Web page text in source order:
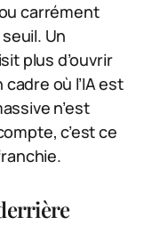
carrément
Un
plus d’ouvrir
où l’IA est
n’est
c’est ce